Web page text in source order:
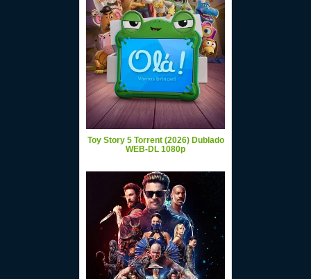
Toy Story 5 Torrent (2026) Dublado
WEB-DL 1080p